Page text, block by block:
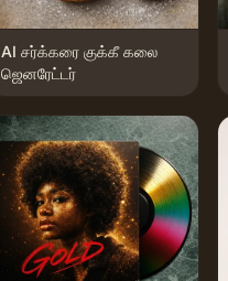
AI சர்க்கரை குக்கீ கலை
ஜெனரேட்டர்